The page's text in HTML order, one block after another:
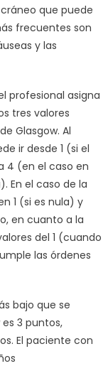
que puede
frecuentes son
y las
profesional asigna
tres valores
Glasgow. Al
ir desde 1 (si el
4 (en el caso en
En el caso de la
1 (si es nula) y
en cuanto a la
del 1 (cuando
las órdenes
bajo que se
3 puntos,
El paciente con